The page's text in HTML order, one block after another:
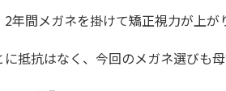
年間メガネを掛けて矯正視力が上が
抵抗はなく、今回のメガネ選びも